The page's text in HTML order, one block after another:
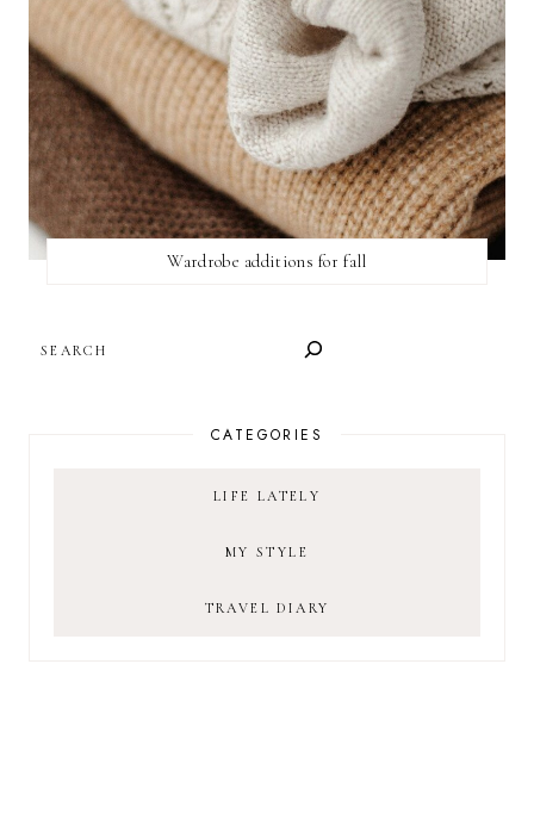
Wardrobe additions for fall
CATEGORIES
LIFE LATELY
MY STYLE
TRAVEL DIARY